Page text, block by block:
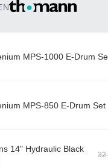
MPS-1000 E-Drum
MPS-850 E-Drum Set
14" Hydraulic Black
32